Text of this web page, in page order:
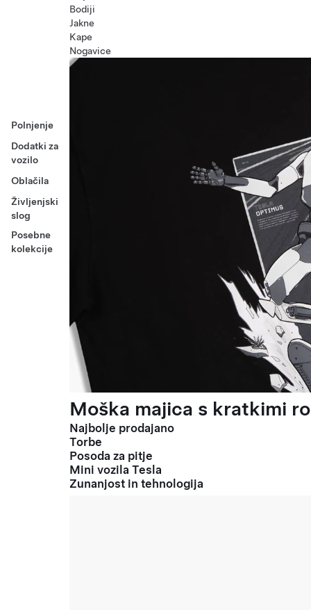
Polnjenje
Dodatki za
vozilo
Oblačila
Življenjski
slog
Posebne
kolekcije
Bodiji
Jakne
Kape
Nogavice
Moška majica s kratkimi
Najbolje prodajano
Torbe
Posoda za pitje
Mini vozila Tesla
Zunanjost in tehnologija